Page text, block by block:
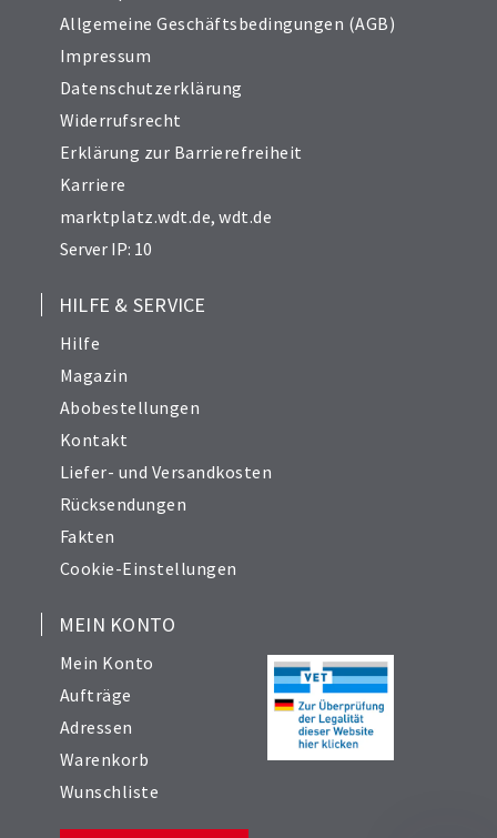
Allgemeine Geschäftsbedingungen (AGB)
Impressum
Datenschutzerklärung
Widerrufsrecht
Erklärung zur Barrierefreiheit
Karriere
marktplatz.wdt.de,wdt.de
Server IP: 10
HILFE & SERVICE
Hilfe
Magazin
Abobestellungen
Kontakt
Liefer- und Versandkosten
Rücksendungen
Fakten
Cookie-Einstellungen
MEIN KONTO
Mein Konto
Aufträge
Adressen
Warenkorb
Wunschliste